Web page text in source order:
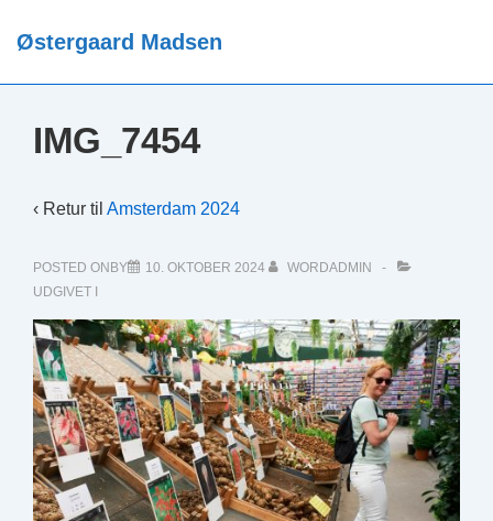
HopØstergaard Madsen
IMG_7454
‹ Retur til Amsterdam 2024
POSTED ONBY 10. OKTOBER 2024
WORDADMIN
UDGIVET I